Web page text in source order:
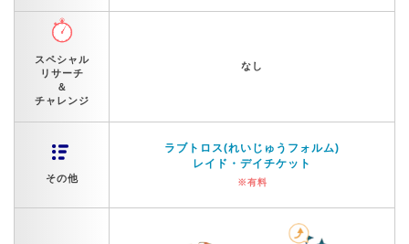
スペシャル
リサーチ
＆
チャレンジ
なし
その他
ラブトロス(れいじゅうフォルム)
レイド・デイチケット
※有料